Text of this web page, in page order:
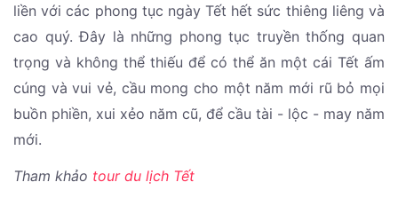
liền với các phong tục ngày Tết hết sức thiêng liêng và
cao quý. Đây là những phong tục truyền thống quan
trọng và không thể thiếu để có thể ăn một cái Tết ấm
cúng và vui vẻ, cầu mong cho một năm mới rũ bỏ mọi
buồn phiền, xui xẻo năm cũ, để cầu tài - lộc - may năm
mới.
Tham khảo tour du lịch Tết